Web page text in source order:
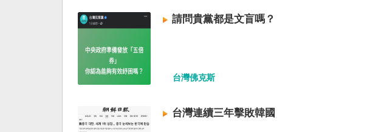
請問貴黨都是文盲嗎？
台灣佛克斯
台灣連續三年擊敗韓國